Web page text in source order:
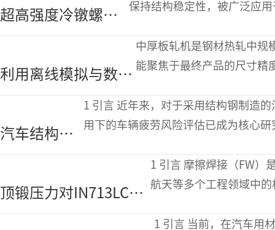
超高强度冷镦螺栓
用中碳Cr-Mo钢球化
保持结构稳定性，被广泛应
利用离线模拟与数字
化技术改进板材轧机
冶金质量及过程控制
中厚板轧机是钢材热轧中规
能聚焦于最终产品的尺寸精
汽车结构用
钢板的疲劳
1 引言 近年来，对于采用结构钢制造的汽车底盘和车架部件而言，长期循环载荷作
用下的车辆疲劳风险评估已成为核心
顶锻压力对IN713LC高
温合金与AISI 4140钢摩
1 引言 摩擦焊接（FW）是一种固态焊接工艺，广泛应用于汽车和航空
航天等多个工程领域中
1 引言 当前，在汽车用材料领域，从通过车身轻量化提升燃油效率、